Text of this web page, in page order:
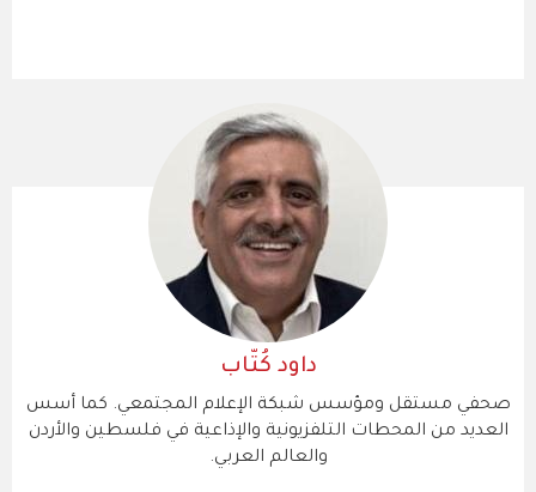
داود كُتّاب
صحفي مستقل ومؤسس شبكة الإعلام المجتمعي. كما أسس
العديد من المحطات التلفزيونية والإذاعية في فلسطين والأردن
والعالم العربي.